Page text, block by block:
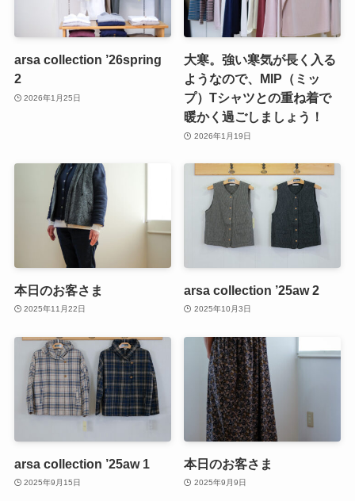
arsa collection ’26spring
2
2026年1月25日
大寒。強い寒気が長く入る
ようなので、MIP（ミッ
プ）Tシャツとの重ね着で
暖かく過ごしましょう！
2026年1月19日
本日のお客さま
2025年11月22日
arsa collection ’25aw 2
2025年10月3日
arsa collection ’25aw 1
2025年9月15日
本日のお客さま
2025年9月9日